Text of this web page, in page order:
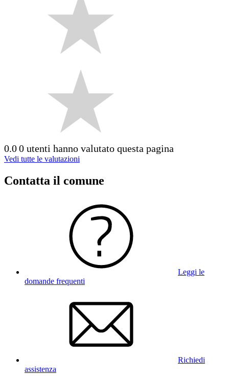
0.00 utenti hanno valutato questa pagina
Vedi tutte le valutazioni
Contatta il comune
Leggi le
domande frequenti
Richiedi
assistenza